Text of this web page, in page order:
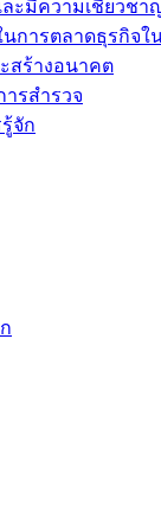
ะมีความเชี่ยวชา
การตลาดธุรกิจใ
สร้างอนาคต
ารสำรวจ
จัก